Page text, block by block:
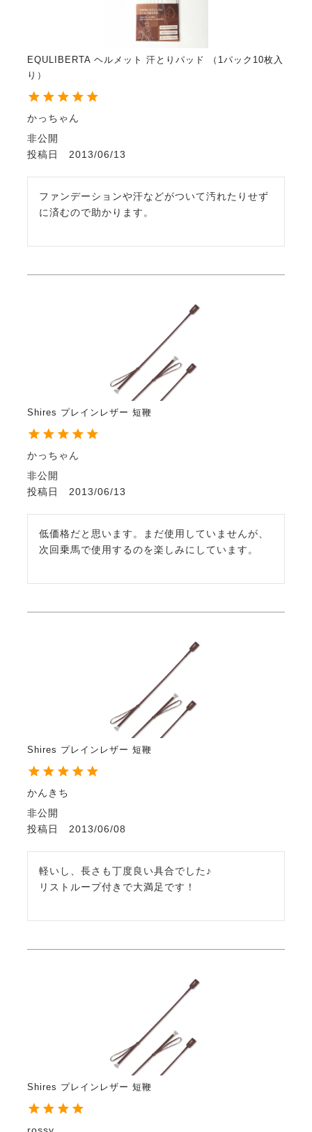
EQULIBERTA ヘルメット 汗とりパッド （1パック10枚入
り）
かっちゃん
非公開
投稿日
2013/06/13
ファンデーションや汗などがついて汚れたりせず
に済むので助かります。
Shires プレインレザー 短鞭
かっちゃん
非公開
投稿日
2013/06/13
低価格だと思います。まだ使用していませんが、
次回乗馬で使用するのを楽しみにしています。
Shires プレインレザー 短鞭
かんきち
非公開
投稿日
2013/06/08
軽いし、長さも丁度良い具合でした♪
リストループ付きで大満足です！
Shires プレインレザー 短鞭
rossy